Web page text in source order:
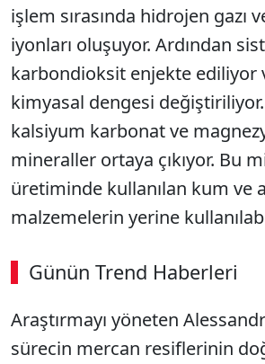
işlem sırasında hidrojen gazı
iyonları oluşuyor. Ardından
karbondioksit enjekte ediliyor
kimyasal dengesi
kalsiyum karbonat ve
mineraller ortaya çıkıyor. Bu
üretiminde kullanılan kum ve
malzemelerin yerine
Günün Trend Haberleri
Araştırmayı yöneten
sürecin mercan resiflerinin